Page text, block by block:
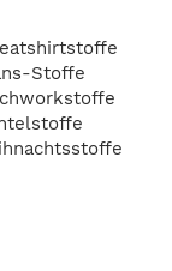
Stoffe